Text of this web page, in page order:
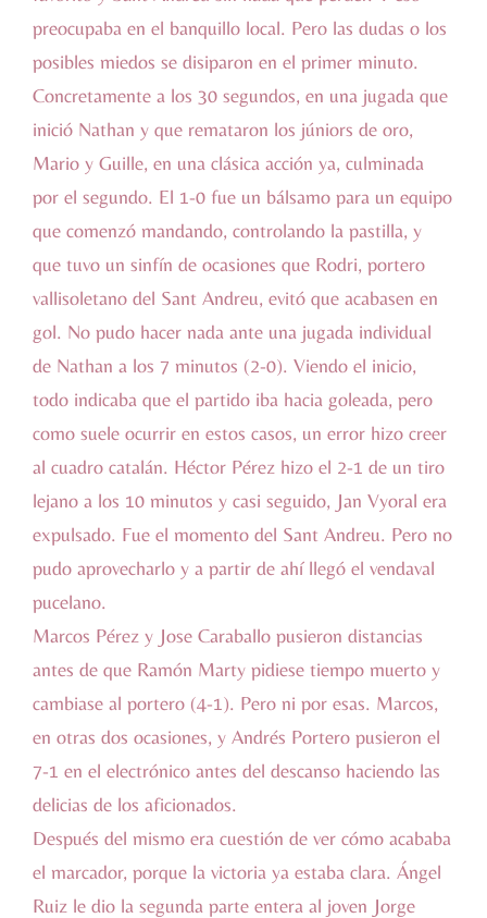
preocupaba en el banquillo local. Pero las dudas o los
posibles miedos se disiparon en el primer minuto.
Concretamente a los 30 segundos, en una jugada que
inició Nathan y que remataron los júniors de oro,
Mario y Guille, en una clásica acción ya, culminada
por el segundo. El 1-0 fue un bálsamo para un equipo
que comenzó mandando, controlando la pastilla, y
que tuvo un sinfín de ocasiones que Rodri, portero
vallisoletano del Sant Andreu, evitó que acabasen en
gol. No pudo hacer nada ante una jugada individual
de Nathan a los 7 minutos (2-0). Viendo el inicio,
todo indicaba que el partido iba hacia goleada, pero
como suele ocurrir en estos casos, un error hizo creer
al cuadro catalán. Héctor Pérez hizo el 2-1 de un tiro
lejano a los 10 minutos y casi seguido, Jan Vyoral era
expulsado. Fue el momento del Sant Andreu. Pero no
pudo aprovecharlo y a partir de ahí llegó el vendaval
pucelano.
Marcos Pérez y Jose Caraballo pusieron distancias
antes de que Ramón Marty pidiese tiempo muerto y
cambiase al portero (4-1). Pero ni por esas. Marcos,
en otras dos ocasiones, y Andrés Portero pusieron el
7-1 en el electrónico antes del descanso haciendo las
delicias de los aficionados.
Después del mismo era cuestión de ver cómo acababa
el marcador, porque la victoria ya estaba clara. Ángel
Ruiz le dio la segunda parte entera al joven Jorge